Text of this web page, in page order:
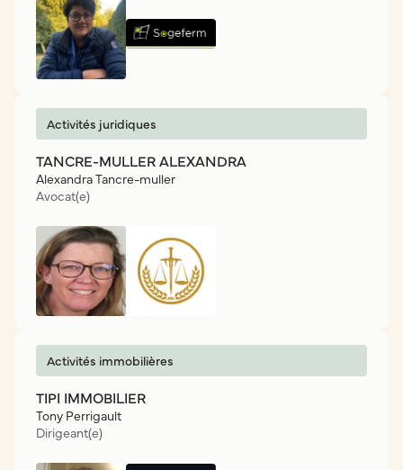
Activités juridiques
TANCRE-MULLER ALEXANDRA
Alexandra Tancre-muller
Avocat(e)
Activités immobilières
TIPI IMMOBILIER
Tony Perrigault
Dirigeant(e)